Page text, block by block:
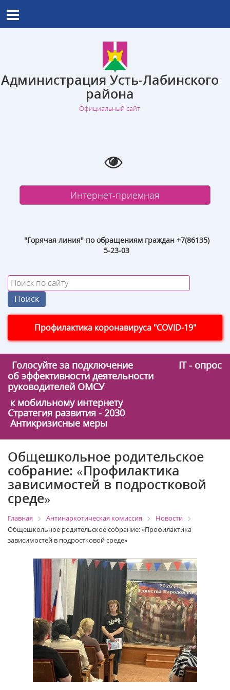
Администрация Усть-Лабинского
района
Официальный сайт
Интернет-приемная
"Горячая линия" по обращениям граждан +7(86135)
5-23-03
Профилактика коронавируса "COVID-19"
Голосуйте за подключение
IT - опрос
об эффективности деятельности
руководителей ОМСУ
к мобильному интернету
Стратегия развития - 2030
Антикризисные меры
Общешкольное родительское
собрание: «Профилактика
зависимостей в подростковой
среде»
Главная Антинаркотическая комиссия
Новости
Общешкольное родительское собрание: «Профилактика
зависимостей в подростковой среде»